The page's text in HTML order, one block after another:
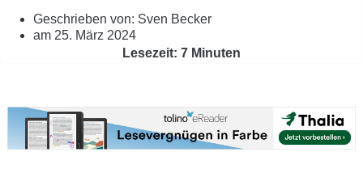
Geschrieben von: Sven Becker
am 25. März 2024
Lesezeit: 7 Minuten